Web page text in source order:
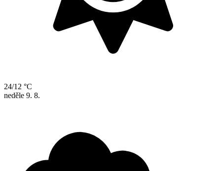
24/12 °C
neděle 9. 8.